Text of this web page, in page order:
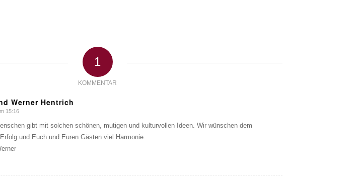
1
KOMMENTAR
Werner Hentrich
15:16
gibt mit solchen schönen, mutigen und kulturvollen Ideen. Wir wünschen dem
und Euch und Euren Gästen viel Harmonie.